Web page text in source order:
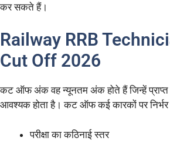
कर सकते हैं।
Railway RRB
Cut Off 2026
कट ऑफ अंक वह न्यूनतम अंक होते हैं जिन्हें प्राप्त
आवश्यक होता है। कट ऑफ कई कारकों पर
परीक्षा का कठिनाई स्तर